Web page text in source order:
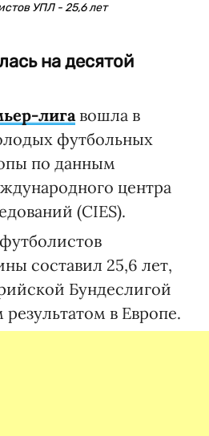
УПЛ - 25,6 лет
на десятой
лигавошла в
футбольных
по данным
центра
(CIES).
составил 25,6 лет,
Бундеслигой
в Европе.